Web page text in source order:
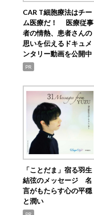
CAR T細胞療法はチー
ム医療だ！ 医療従事
者の情熱、患者さんの
思いを伝えるドキュメ
ンタリー動画を公開中
PR
「ことだま」宿る羽生
結弦のメッセージ 名
言がもたらす心の平穏
と潤い